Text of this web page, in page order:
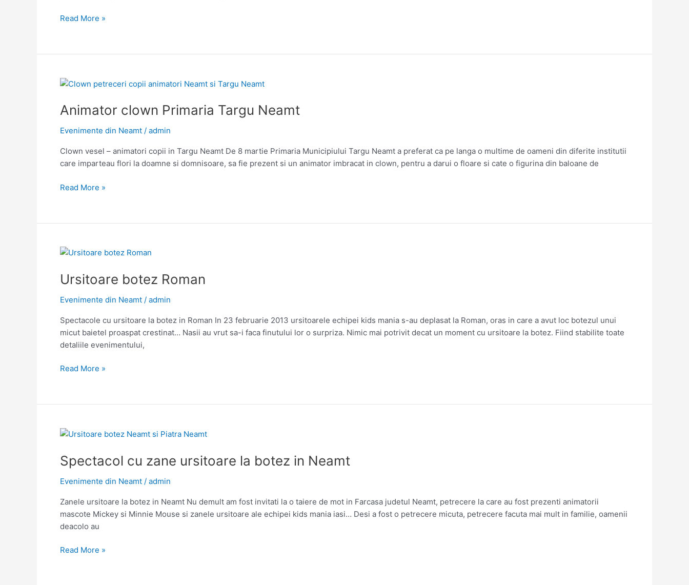
Animatori
copii
Neamt
Read More »
Animator clown Primaria Targu Neamt
Evenimente din Neamt / admin
Clown vesel – animatori copii in Targu Neamt De 8 martie Primaria Municipiului Targu Neamt a preferat ca pe langa o multime de oameni din diferite institutii
care imparteau flori la doamne si domnisoare, sa fie prezent si un animator imbracat in clown, pentru a darui o floare si cate o figurina din baloane de
Animator
Targu
Read More »
Ursitoare botez Roman
Evenimente din Neamt / admin
Spectacole cu ursitoare la botez in Roman In 23 februarie 2013 ursitoarele echipei kids mania s-au deplasat la Roman, oras in care a avut loc botezul unui
micut baietel proaspat crestinat… Nasii au vrut sa-i faca finutului lor o surpriza. Nimic mai potrivit decat un moment cu ursitoare la botez. Fiind stabilite toate
detaliile evenimentului,
Ursitoare
Read More »
Spectacol cu zane ursitoare la botez in Neamt
Evenimente din Neamt / admin
Zanele ursitoare la botez in Neamt Nu demult am fost invitati la o taiere de mot in Farcasa judetul Neamt, petrecere la care au fost prezenti animatorii
mascote Mickey si Minnie Mouse si zanele ursitoare ale echipei kids mania iasi… Desi a fost o petrecere micuta, petrecere facuta mai mult in familie, oamenii
deacolo au
Spectacol
Read More »